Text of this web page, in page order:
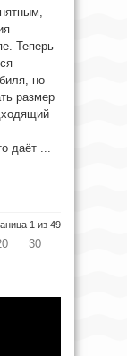
Теперь
но
размер
даёт ...
1 из 49
30